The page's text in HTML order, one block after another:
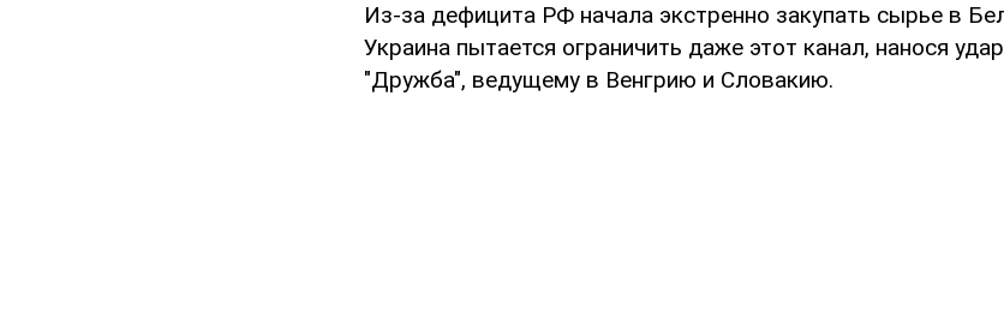
Из-за дефицита РФ начала экстренно закупать сырье в
Украина пытается ограничить даже этот канал, нанося
"Дружба", ведущему в Венгрию и Словакию.